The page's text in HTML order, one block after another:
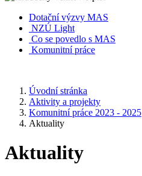
Dotační výzvy MAS
NZÚ Light
Co se povedlo s MAS
Komunitní práce
Úvodní stránka
Aktivity a projekty
Komunitní práce 2023 - 2025
Aktuality
Aktuality